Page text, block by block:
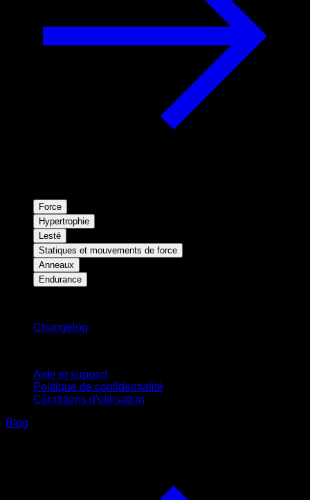
Force
Hypertrophie
Lesté
Statiques et mouvements de force
Anneaux
Endurance
Changelog
Aide et support
Politique de confidentialité
Conditions d'utilisation
Blog